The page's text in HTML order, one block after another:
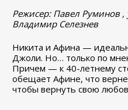
Режисер: Павел Руминов ,
Владимир Селезнев
Никита и Афина —
Джоли. Но… только по
Причем — к 40-летнему
обещает Афине, что
чтобы вернуть свою